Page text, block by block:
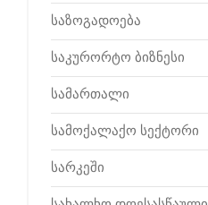
საზოგადოება
საკურორტო ბიზნესი
სამართალი
სამოქალაქო სექტორი
სარკეში